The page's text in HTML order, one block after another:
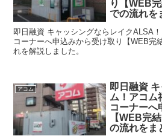
り【WEB
での流れを
即日融資 キャッシングならレイクALSA
コーナーへ申込みから受け取り【WEB完
れを解説しました。
アコム
即日融資
ム！アコム
コーナーへ
【WEB完
の流れをま